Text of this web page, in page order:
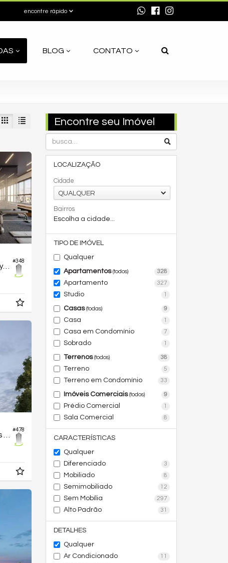
encontre rápido
BLOG CONTATO
Encontre seu Imóvel
LOCALIZAÇÃO
Cidade
QUALQUER
Bairros
Escolha a cidade...
TIPO DE IMÓVEL
Qualquer
Apartamentos(todos) 328
Apartamento 327
Studio 1
Casas(todas) 9
Casa 1
Casa em Condomínio 7
Sobrado 1
Terrenos(todos) 38
Terreno 5
Terreno em Condomínio 33
Imóveis Comerciais(todos) 9
Prédio Comercial 1
Sala Comercial 8
CARACTERÍSTICAS
Qualquer
Diferenciado
3
Mobiliado 8
Semimobiliado 12
Sem Mobília 297
Alto Padrão 31
DETALHES
Qualquer
Ar Condicionado
11
#348
Apartamento no Edifício Storya Casa Versátil
#478
Apartamento no Edifício Àzus Casa Conceito